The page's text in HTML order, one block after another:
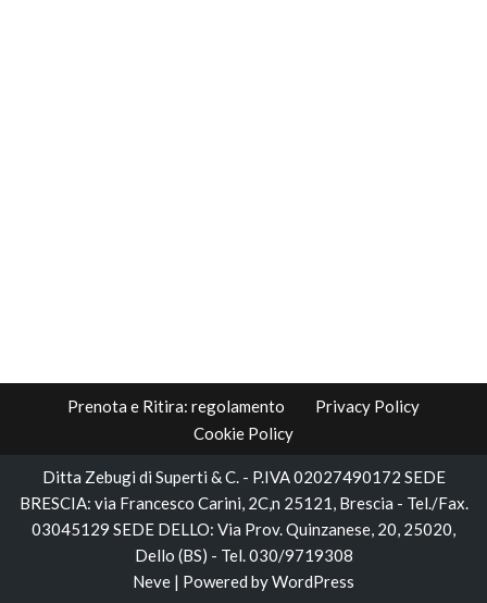
Prenota e Ritira: regolamento
Privacy Policy
Cookie Policy
Ditta Zebugi di Superti & C. - P.IVA 02027490172 SEDE
BRESCIA: via Francesco Carini, 2C,n 25121, Brescia - Tel./Fax.
03045129 SEDE DELLO: Via Prov. Quinzanese, 20, 25020,
Dello (BS) - Tel. 030/9719308
Neve | Powered byWordPress